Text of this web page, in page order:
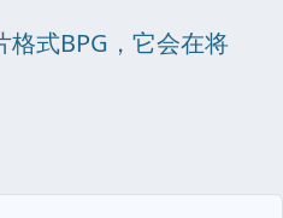
式BPG，它会在将